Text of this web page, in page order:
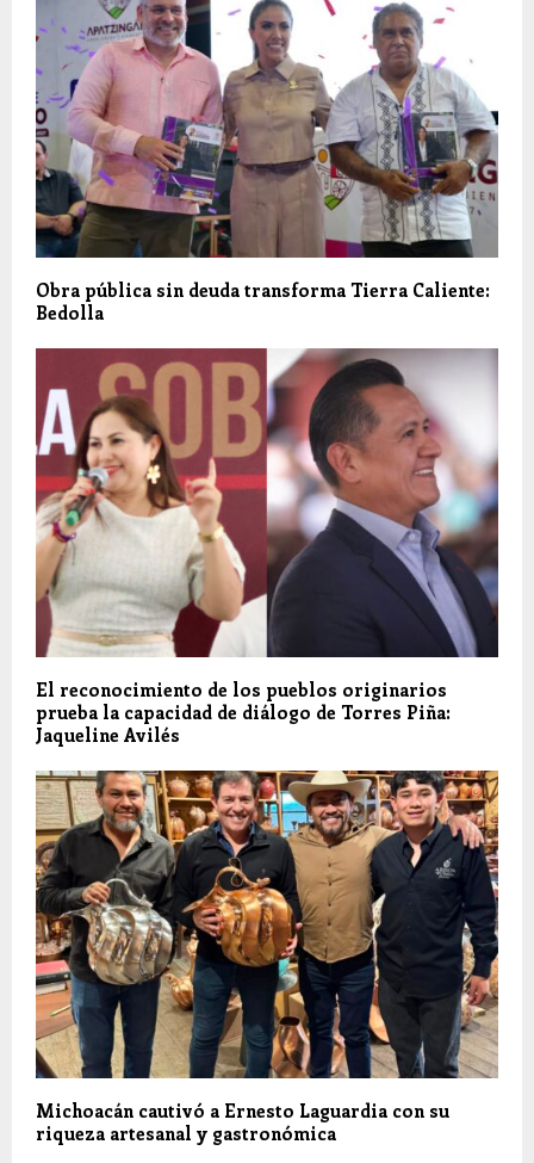
Obra pública sin deuda transforma Tierra Caliente:
Bedolla
El reconocimiento de los pueblos originarios
prueba la capacidad de diálogo de Torres Piña:
Jaqueline Avilés
Michoacán cautivó a Ernesto Laguardia con su
riqueza artesanal y gastronómica